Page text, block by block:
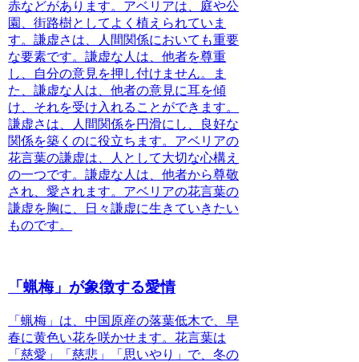
赤などがあります。アベリアは、庭や公
園、街路樹としてよく植えられていま
す。謙虚さは、人間関係においても重要
な要素です。謙虚な人は、他者を尊重
し、自分の意見を押し付けません。ま
た、謙虚な人は、他者の意見に耳を傾
け、それを受け入れることができます。
謙虚さは、人間関係を円滑にし、良好な
関係を築くのに役立ちます。アベリアの
花言葉の謙虚は、
人として大切な心構え
の一つです。謙虚な人は、他者から尊敬
され、愛されます。アベリアの花言葉の
謙虚を胸に、日々謙虚に生きていきたい
ものです。
「蝋梅」が象徴する愛情
「蝋梅」は、中国原産の落葉低木で、早
春に黄色い花を咲かせます。花言葉は
「慈愛」「慈悲」「思いやり」で、冬の